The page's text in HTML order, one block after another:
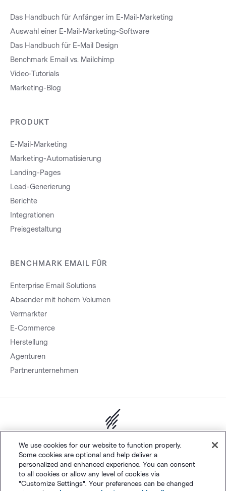
Das Handbuch für Anfänger im E-Mail-Marketing
Auswahl einer E-Mail-Marketing-Software
Das Handbuch für E-Mail Design
Benchmark Email vs. Mailchimp
Video-Tutorials
Marketing-Blog
PRODUKT
E-Mail-Marketing
Marketing-Automatisierung
Landing-Pages
Lead-Generierung
Berichte
Integrationen
Preisgestaltung
BENCHMARK EMAIL FÜR
Enterprise Email Solutions
Absender mit hohem Volumen
Vermarkter
E-Commerce
Herstellung
Agenturen
Partnerunternehmen
Polaris Software, LLC
Deutsch
We use cookies for our website to function properly.
Some cookies are optional and help deliver a
personalized and enhanced experience. You can consent
to all cookies or allow any level of cookies via
"Customize Settings". Your preferences can be changed